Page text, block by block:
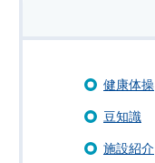
健康体操
豆知識
施設紹介